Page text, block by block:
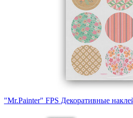
"Mr.Painter" FPS Декоративные